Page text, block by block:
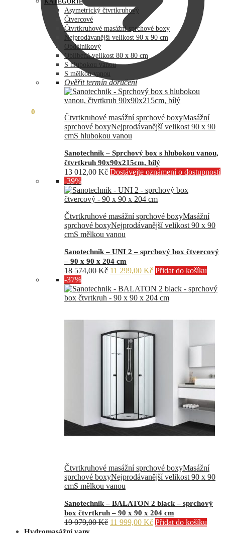
0
73
990,00 Kč.
60
890,00 Kč.
KATEGORIE
Asymetrický čtvrtkruhový
Čtvercové
Čtvrtkruhové masážní sprchové boxy
Nejprodávanější velikost 90 x 90 cm
Obdélníkový
Oblíbená velikost 80 x 80 cm
S hlubokou vanou
S mělkou vanou
Ověřit termín doručení
Čtvrtkruhové masážní sprchové boxyMasážní
sprchové boxyNejprodávanější velikost 90 x 90
cmS hlubokou vanou
Sanotechnik – Sprchový box s hlubokou vanou,
čtvrtkruh 90x90x215cm, bílý
13 012,00 Kč Dostávejte oznámení o dostupnosti
-39%
Čtvrtkruhové masážní sprchové boxyMasážní
sprchové boxyNejprodávanější velikost 90 x 90
cmS mělkou vanou
Sanotechnik – UNI 2 – sprchový box čtvercový
– 90 x 90 x 204 cm
18 574,00Kč Původní
byla:
18
11 299,00 KčAktuální
je:
11
Přidat do košíku
-37%
Čtvrtkruhové masážní sprchové boxyMasážní
sprchové boxyNejprodávanější velikost 90 x 90
cmS mělkou vanou
Sanotechnik – BALATON 2 black – sprchový
box čtvrtkruh – 90 x 90 x 204 cm
19 079,00Kč Původní
11 999,00 KčAktuální
Přidat do košíku